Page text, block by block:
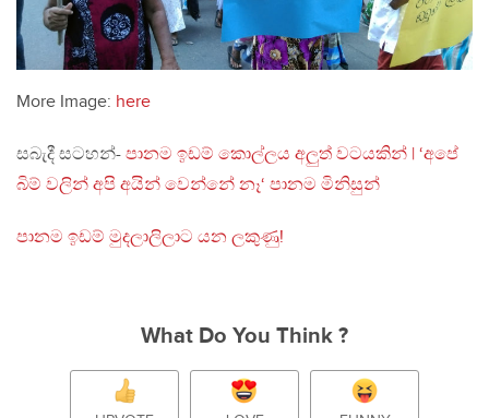
More Image: here
සබැදී සටහන්- පානම ඉඩම් කොල්ලය අලුත් වටයකින් | ‘අපේ
බිම් වලින් අපි අයින් වෙන්නේ නෑ‘ පානම මිනිසුන්
පානම ඉඩම් මුදලාලිලාට යන ලකුණු!
What Do You Think ?